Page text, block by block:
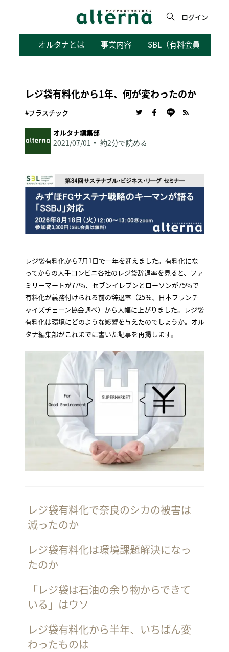
検
ログイン
オルタナとは 事業内容 SBL（有料会員向けサ
レジ袋有料化から1年、何が変わったのか
#プラスチック
オルタナ編集部
2021/07/01 約2分で読める
レジ袋有料化から7月1日で一年を迎えました。有料化にな
ってからの大手コンビニ各社のレジ袋辞退率を見ると、ファ
ミリーマートが77％、セブンイレブンとローソンが75％で
有料化が義務付けられる前の辞退率（25％、日本フランチ
ャイズチェーン協会調べ）から大幅に上がりました。レジ袋
有料化は環境にどのような影響を与えたのでしょうか。オル
タナ編集部がこれまでに書いた記事を再掲します。
レジ袋有料化で奈良のシカの被害は
減ったのか
レジ袋有料化は環境課題解決になっ
たのか
「レジ袋は石油の余り物からできて
いる」はウソ
レジ袋有料化から半年、いちばん変
わったものは